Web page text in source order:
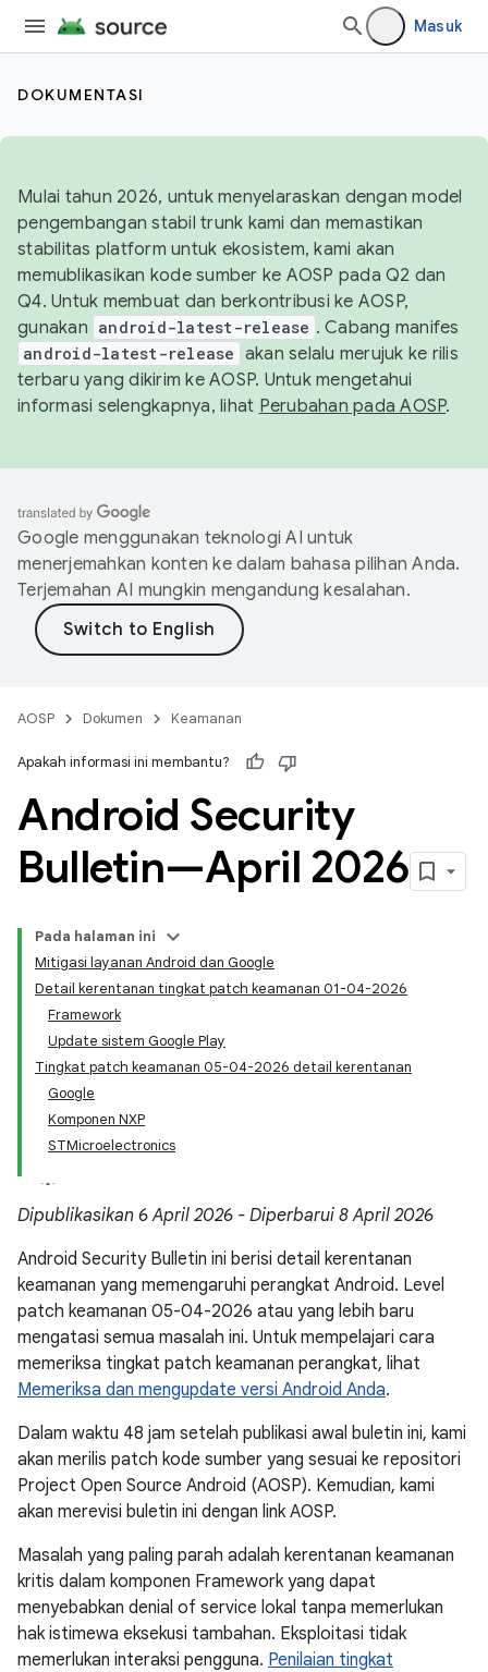
Masuk
DOKUMENTASI
Mulai tahun 2026, untuk menyelaraskan dengan model
pengembangan stabil trunk kami dan memastikan
stabilitas platform untuk ekosistem, kami akan
memublikasikan kode sumber ke AOSP pada Q2 dan
Q4. Untuk membuat dan berkontribusi ke AOSP,
gunakan android-latest-release . Cabang manifes
android-latest-release akan selalu merujuk ke rilis
terbaru yang dikirim ke AOSP. Untuk mengetahui
informasi selengkapnya, lihat Perubahan pada AOSP.
Google menggunakan teknologi AI untuk
menerjemahkan konten ke dalam bahasa pilihan Anda.
Terjemahan AI mungkin mengandung kesalahan.
AOSP Dokumen Keamanan
Apakah informasi ini membantu?
Android Security
Bulletin—April 2026
Pada halaman ini
Mitigasi layanan Android dan Google
Detail kerentanan tingkat patch keamanan 01-04-2026
Framework
Update sistem Google Play
Tingkat patch keamanan 05-04-2026 detail kerentanan
Google
Komponen NXP
STMicroelectronics
Dipublikasikan 6 April 2026 - Diperbarui 8 April 2026
Android Security Bulletin ini berisi detail kerentanan
keamanan yang memengaruhi perangkat Android. Level
patch keamanan 05-04-2026 atau yang lebih baru
mengatasi semua masalah ini. Untuk mempelajari cara
memeriksa tingkat patch keamanan perangkat, lihat
Memeriksa dan mengupdate versi Android Anda.
Dalam waktu 48 jam setelah publikasi awal buletin ini, kami
akan merilis patch kode sumber yang sesuai ke repositori
Project Open Source Android (AOSP). Kemudian, kami
akan merevisi buletin ini dengan link AOSP.
Masalah yang paling parah adalah kerentanan keamanan
kritis dalam komponen Framework yang dapat
menyebabkan denial of service lokal tanpa memerlukan
hak istimewa eksekusi tambahan. Eksploitasi tidak
memerlukan interaksi pengguna. Penilaian tingkat